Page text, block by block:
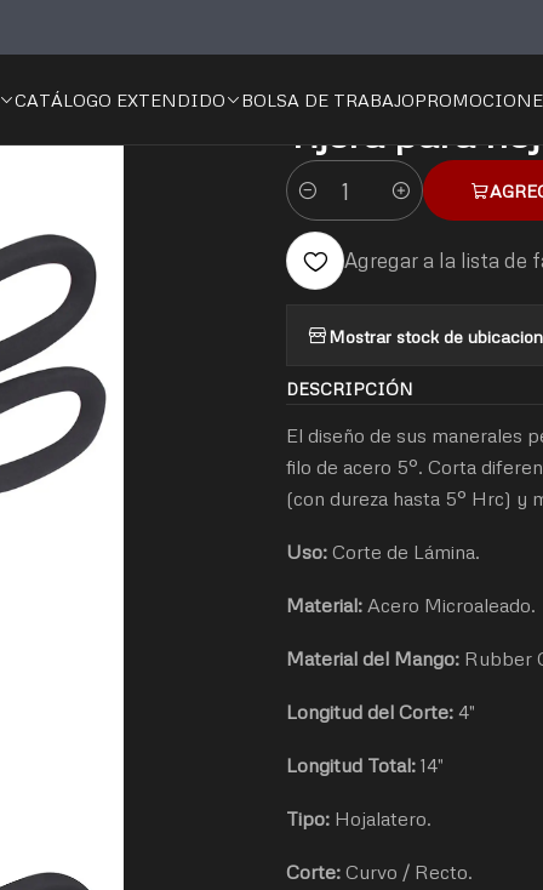
CATÁLOGO EXTENDIDO BOLSA DE TRABAJO
|
Tijera para
Cantidad
Agregar a la lista de
Mostrar stock de
DESCRIPCIÓN
El diseño de sus manerales
filo de acero 5°. Corta
(con dureza hasta 5° Hrc) y
Uso: Corte de Lámina.
Material: Acero Microaleado.
Material del Mango: Rubber
Longitud del Corte: 4"
Longitud Total: 14"
Tipo: Hojalatero.
Corte: Curvo / Recto.